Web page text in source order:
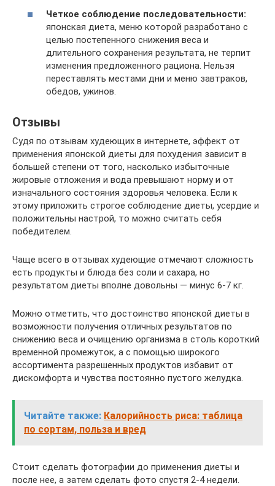
Четкое соблюдение последовательности:
японская диета, меню которой разработано с
целью постепенного снижения веса и
длительного сохранения результата, не терпит
изменения предложенного рациона. Нельзя
переставлять местами дни и меню завтраков,
обедов, ужинов.
Отзывы
Судя по отзывам худеющих в интернете, эффект от
применения японской диеты для похудения зависит в
большей степени от того, насколько избыточные
жировые отложения и вода превышают норму и от
изначального состояния здоровья человека. Если к
этому приложить строгое соблюдение диеты, усердие и
положительны настрой, то можно считать себя
победителем.
Чаще всего в отзывах худеющие отмечают сложность
есть продукты и блюда без соли и сахара, но
результатом диеты вполне довольны — минус 6-7 кг.
Можно отметить, что достоинство японской диеты в
возможности получения отличных результатов по
снижению веса и очищению организма в столь короткий
временной промежуток, а с помощью широкого
ассортимента разрешенных продуктов избавит от
дискомфорта и чувства постоянно пустого желудка.
Читайте также: Калорийность риса: таблица
по сортам, польза и вред
Стоит сделать фотографии до применения диеты и
после нее, а затем сделать фото спустя 2-4 недели.